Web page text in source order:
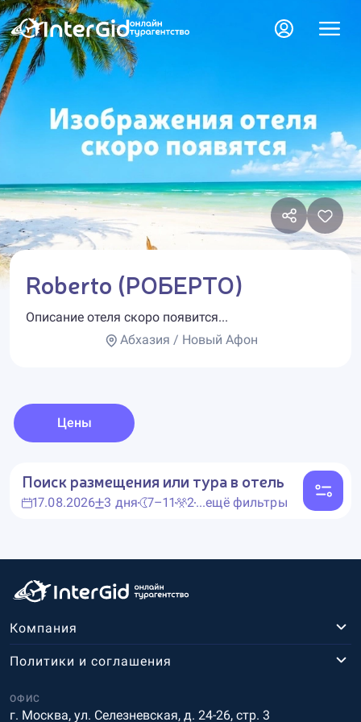
Roberto (РОБЕРТО)
Описание отеля скоро появится...
Абхазия / Новый Афон
Цены
Поиск размещения или тура в отель
17.08.2026 3 дня 7–11 2...ещё фильтры
Компания
ОФИС
г. Москва, ул. Селезневская, д. 24-26, стр. 3
Политики и соглашения